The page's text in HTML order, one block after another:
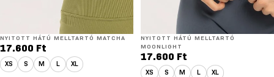
NYITOTT HÁTÚ MELLTARTÓ MATCHA
17.600 Ft
XS S M L XL
NYITOTT HÁTÚ MELLTARTÓ
MOONLIGHT
17.600 Ft
XS S M L XL